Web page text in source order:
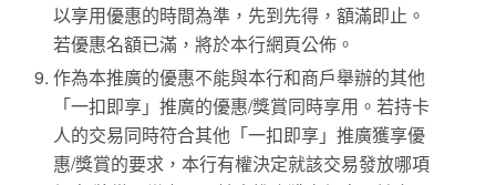
以享用優惠的時間為準，先到先得，額滿即止。
若優惠名額已滿，將於本行網頁公佈。
作為本推廣的優惠不能與本行和商戶舉辦的其他
「一扣即享」推廣的優惠/獎賞同時享用。若持卡
人的交易同時符合其他「一扣即享」推廣獲享優
惠/獎賞的要求，本行有權決定就該交易發放哪項